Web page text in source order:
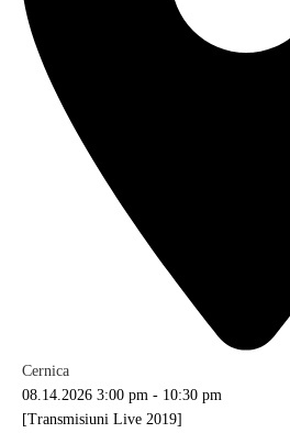
Cernica
08.14.2026 3:00 pm - 10:30 pm
[Transmisiuni Live 2019]